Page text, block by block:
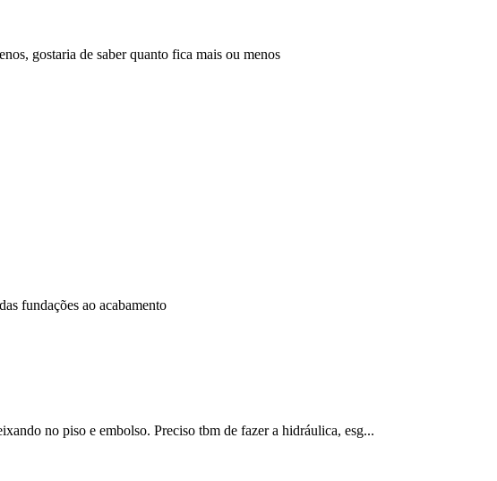
gostaria de saber quanto fica mais ou menos
fundações ao acabamento
no piso e embolso. Preciso tbm de fazer a hidráulica, esg...